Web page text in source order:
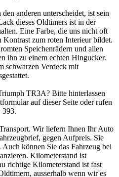
anderen unterscheidet, ist sein
dieses Oldtimers ist in der
Eine Farbe, die uns nicht oft
Kontrast zum roten Interieur bildet.
Speichenrädern und allen
ihn zu einem echten Hingucker.
schwarzen Verdeck mit
TR3A? Bitte hinterlassen
auf dieser Seite oder rufen
393.
Wir liefern Ihnen Ihr Auto
gegen Aufpreis. Sie
können Sie das Fahrzeug bei
Kilometerstand ist
richtige Kilometerstand ist fast
ausserhalb wenn wir es